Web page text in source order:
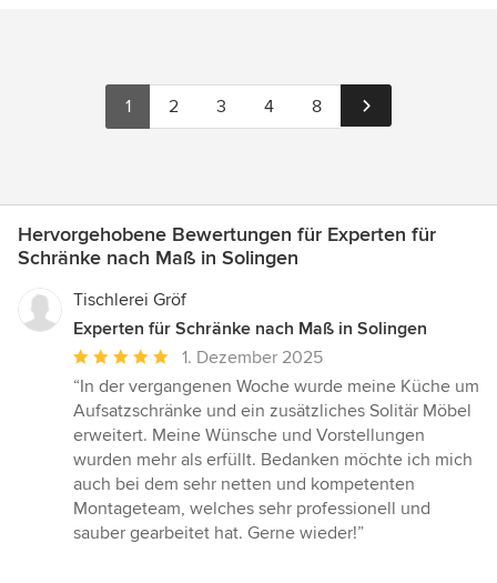
1 2 3 4 8
Hervorgehobene Bewertungen für Experten für
Schränke nach Maß in Solingen
Tischlerei Gröf
Experten für Schränke nach Maß in Solingen
Durchschnittliche
Bewertung:
5
von
5
Sternen
1. Dezember 2025
“In der vergangenen Woche wurde meine Küche um
Aufsatzschränke und ein zusätzliches Solitär Möbel
erweitert. Meine Wünsche und Vorstellungen
wurden mehr als erfüllt. Bedanken möchte ich mich
auch bei dem sehr netten und kompetenten
Montageteam, welches sehr professionell und
sauber gearbeitet hat. Gerne wieder!”